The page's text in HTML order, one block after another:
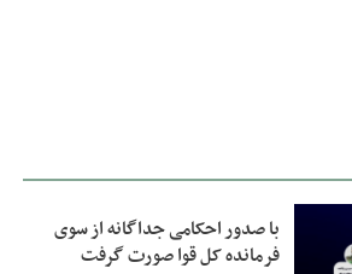
با صدور احکامی جداگانه از سوی
فرمانده کل قوا صورت گرفت